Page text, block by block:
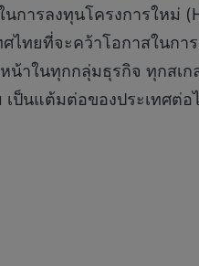
การลงทุนโครงการใหม่
ทยที่จะคว้าโอกาสในการ
าในทุกกลุ่มธุรกิจ ทุกสเก
เป็นแต้มต่อของประเทศต่อ